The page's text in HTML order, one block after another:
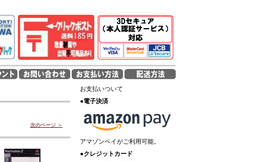
次のページ ＞
お支払いついて
●電子決済
アマゾンペイがご利用可能。
●クレジットカード